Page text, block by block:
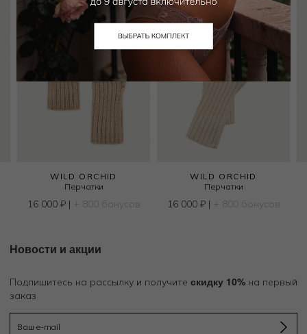
WILD ORCHID
Перчатки
16 000 ₽| + 800 бонусов
WILD ORCHID
Перчатки
16 000 ₽| + 800 бонусов
Новости и акции
Подпишитесь на рассылку и получите скидку 10% на первый
заказ